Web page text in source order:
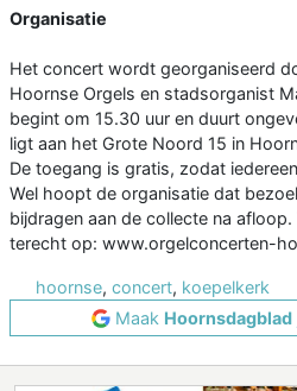
Organisatie
Het concert wordt georganiseerd
Hoornse Orgels en stadsorganist
begint om 15.30 uur en duurt
ligt aan het Grote Noord 15 in
De toegang is gratis, zodat
Wel hoopt de organisatie dat
bijdragen aan de collecte na
terecht op: www.orgelconcerten-
hoornse, concert, koepelkerk
Maak Hoornsdagblad